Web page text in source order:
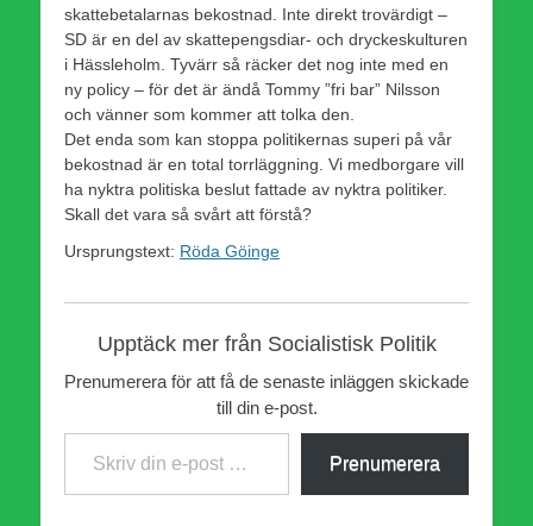
skattebetalarnas bekostnad. Inte direkt trovärdigt –
SD är en del av skattepengsdiar- och dryckeskulturen
i Hässleholm. Tyvärr så räcker det nog inte med en
ny policy – för det är ändå Tommy ”fri bar” Nilsson
och vänner som kommer att tolka den.
Det enda som kan stoppa politikernas superi på vår
bekostnad är en total torrläggning. Vi medborgare vill
ha nyktra politiska beslut fattade av nyktra politiker.
Skall det vara så svårt att förstå?
Ursprungstext: Röda Göinge
Upptäck mer från Socialistisk Politik
Prenumerera för att få de senaste inläggen skickade
till din e-post.
Skriv din e-post …
Prenumerera